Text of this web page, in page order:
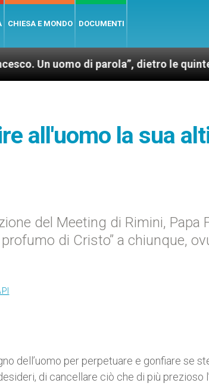
CHIESA E MONDO DOCUMENTI
di parola”, dietro le quinte
all'uomo la sua
del Meeting di Rimini, Papa
di Cristo” a chiunque,
dell’uomo per perpetuare e gonfiare se
di cancellare ciò che di più prezioso